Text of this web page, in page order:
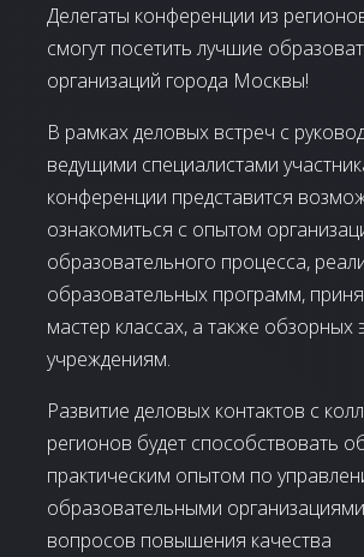
Делегаты конференции из
смогут посетить лучшие
организаций города Москвы!
В рамках деловых встреч с
ведущими специалистами
конференции представится
ознакомиться с опытом
образовательного процесса,
образовательных программ,
мастер классах, а также обзорных
учреждениям.
Развитие деловых контактов с
регионов будет способствовать
практическим опытом по
образовательными
вопросов повышения качества